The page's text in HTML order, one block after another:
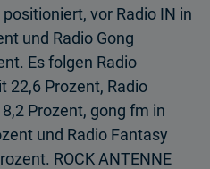
vor Radio IN in
und Radio Gong
Es folgen Radio
22,6 Prozent, Radio
Prozent, gong fm in
und Radio Fantasy
ROCK ANTENNE